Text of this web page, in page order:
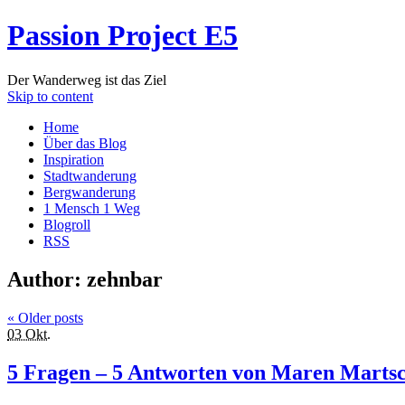
Passion Project E5
Der Wanderweg ist das Ziel
Skip to content
Home
Über das Blog
Inspiration
Stadtwanderung
Bergwanderung
1 Mensch 1 Weg
Blogroll
RSS
Author: zehnbar
« Older posts
03 Okt.
5 Fragen – 5 Antworten von Maren